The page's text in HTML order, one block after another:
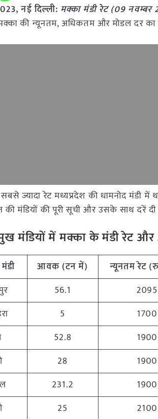
नई दिल्ली: मक्कामंडी रेट (09 नवम्बर
की न्यूनतम, अधिकतम और मोडल दर
ज्यादा रेट मध्यप्रदेश की धामनोद
की मंडियों की पूरी सूची और उसके साथ दरें
मंडियों में मक्काके मंडी रेट
मंडी आवक (टन में) न्यूनतमरेट
56.1 2095
5 1700
52.8 1900
28 1900
231.2 1900
25 2100